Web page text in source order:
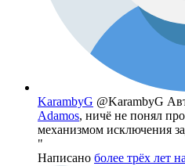
KarambyG @KarambyG
Adamos, ничё не понял
механизмом исключения
"
Написано более трёх лет